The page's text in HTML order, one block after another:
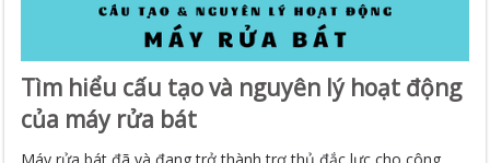
Tìm hiểu cấu tạo và nguyên lý hoạt động
của máy rửa bát